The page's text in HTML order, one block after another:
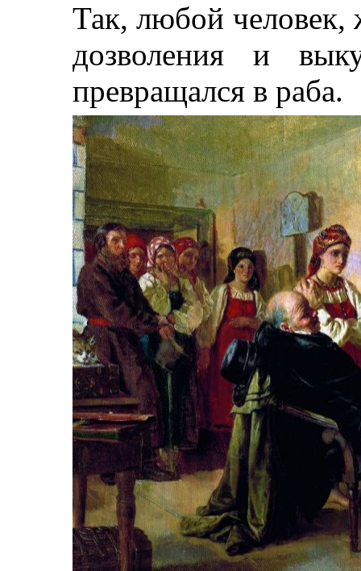
Так, любой человек,
дозволения и
превращался в раба.